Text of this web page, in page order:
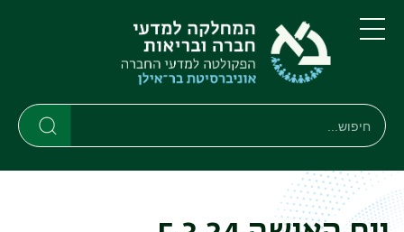
לתוכן
העיקרי
לתפריט
ניווט
ראשי
תפריט
חיפוש
חיפוש